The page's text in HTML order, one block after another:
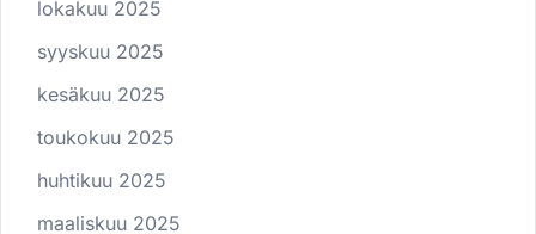
lokakuu 2025
syyskuu 2025
kesäkuu 2025
toukokuu 2025
huhtikuu 2025
maaliskuu 2025